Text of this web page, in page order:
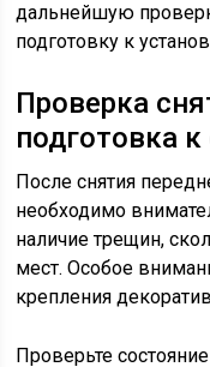
дальнейшую
подготовку к
Проверка
подготовка
После снятия
необходимо
наличие трещин,
мест. Особое
крепления
Проверьте